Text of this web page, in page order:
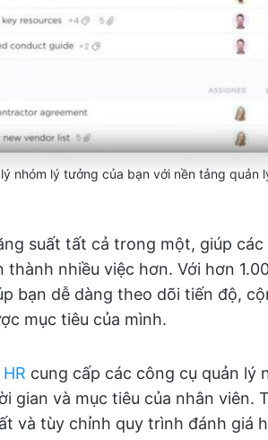
nhóm lý tưởng của bạn với nền tảng quản
suất tất cả trong một, giúp
nhiều việc hơn. Với hơn
bạn dễ dàng theo dõi tiến độ,
mục tiêu của mình.
cung cấp các công cụ quản lý
gian và mục tiêu của nhân viên.
và tùy chỉnh quy trình đánh giá